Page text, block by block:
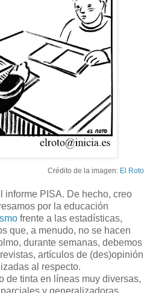
Crédito de la imagen: El Roto
informe PISA. De hecho, creo
por la educación
frente a las estadísticas,
que, a menudo, no se hacen
durante semanas, debemos
artículos de (des)opinión
al respecto.
de tinta en líneas muy diversas,
y generalizadoras.